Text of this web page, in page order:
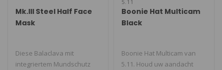
Mk.III Steel Half Face
Mask
Diese Balaclava mit
integriertem Mundschutz
5.11
Boonie Hat Multicam
Black
Boonie Hat Multicam van
5.11. Houd uw aandacht